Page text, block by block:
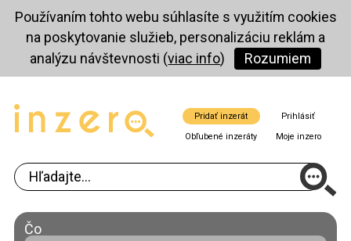
Používaním tohto webu súhlasíte s využitím cookies
na poskytovanie služieb, personalizáciu reklám a
analýzu návštevnosti (viac info) Rozumiem
Pridať inzerát
Prihlásiť
Obľubené inzeráty
Moje inzero
Čo